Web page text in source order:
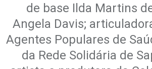
de base Ilda Martins
Angela Davis;
Agentes Populares de
da Rede Solidária de